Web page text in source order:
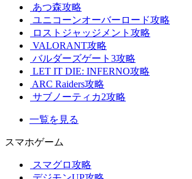
あつ森攻略
ユニコーンオーバーロード攻略
ロストジャッジメント攻略
VALORANT攻略
バルダーズゲート3攻略
LET IT DIE: INFERNO攻略
ARC Raiders攻略
サブノーティカ2攻略
一覧を見る
スマホゲーム
スマグロ攻略